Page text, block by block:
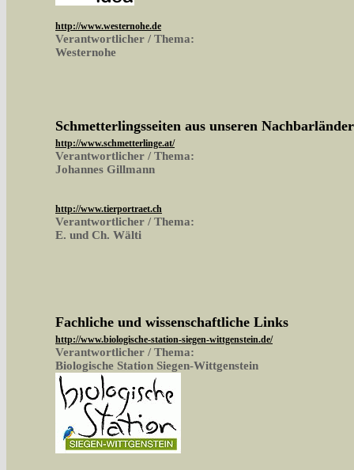
http://www.westernohe.de
Verantwortlicher / Thema:
Westernohe
Schmetterlingsseiten aus unseren
http://www.schmetterlinge.at/
Verantwortlicher / Thema:
Johannes Gillmann
http://www.tierportraet.ch
Verantwortlicher / Thema:
E. und Ch. Wälti
Fachliche und wissenschaftliche Links
http://www.biologische-station-siegen-wittgenstein.de/
Verantwortlicher / Thema:
Biologische Station Siegen-Wittgenstein